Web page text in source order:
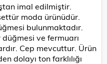
imal edilmiştir.
moda ürünüdür.
bulunmaktadır.
ve fermuarı
Cep mevcuttur. Ürün
dolayı ton farklılığı